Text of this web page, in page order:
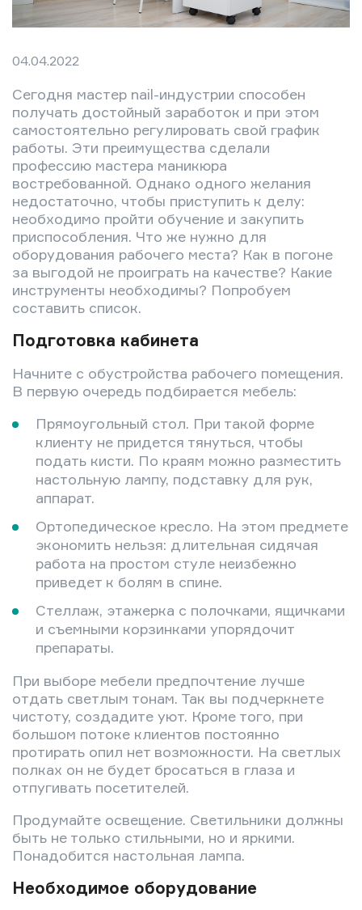
04.04.2022
Сегодня мастер nail-индустрии способен
получать достойный заработок и при этом
самостоятельно регулировать свой график
работы. Эти преимущества сделали
профессию мастера маникюра
востребованной. Однако одного желания
недостаточно, чтобы приступить к делу:
необходимо пройти обучение и закупить
приспособления. Что же нужно для
оборудования рабочего места? Как в погоне
за выгодой не проиграть на качестве? Какие
инструменты необходимы? Попробуем
составить список.
Подготовка кабинета
Начните с обустройства рабочего помещения.
В первую очередь подбирается мебель:
Прямоугольный стол. При такой форме
клиенту не придется тянуться, чтобы
подать кисти. По краям можно разместить
настольную лампу, подставку для рук,
аппарат.
Ортопедическое кресло. На этом предмете
экономить нельзя: длительная сидячая
работа на простом стуле неизбежно
приведет к болям в спине.
Стеллаж, этажерка с полочками, ящичками
и съемными корзинками упорядочит
препараты.
При выборе мебели предпочтение лучше
отдать светлым тонам. Так вы подчеркнете
чистоту, создадите уют. Кроме того, при
большом потоке клиентов постоянно
протирать опил нет возможности. На светлых
полках он не будет бросаться в глаза и
отпугивать посетителей.
Продумайте освещение. Светильники должны
быть не только стильными, но и яркими.
Понадобится настольная лампа.
Необходимое оборудование